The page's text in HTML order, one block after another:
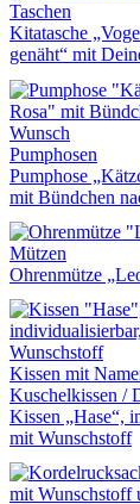
Taschen
Kitatasche
genäht“ mit
Pumphosen
Pumphose
mit Bündchen
Mützen
Ohrenmütze
Kissen mit
Kuschelkissen /
Kissen „Hase“,
mit Wunschstoff